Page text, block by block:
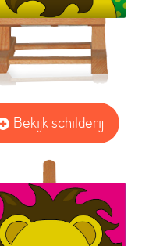
Bekijk schilderij